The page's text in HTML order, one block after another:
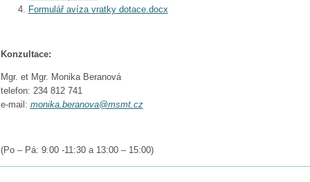
Formulář avíza vratky dotace.docx
Konzultace:
Mgr. et Mgr. Monika Beranová
telefon: 234 812 741
e-mail: monika.beranova@msmt.cz
(Po – Pá: 9:00 -11:30 a 13:00 – 15:00)